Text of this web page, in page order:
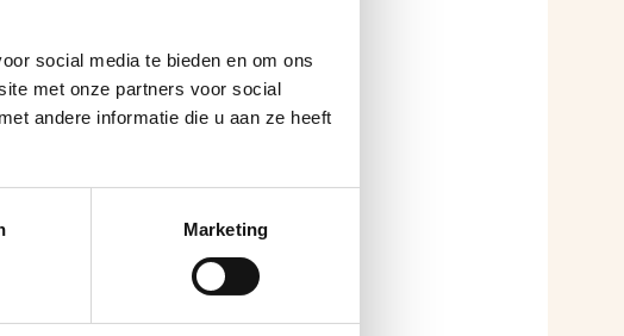
social media te bieden en om ons
met onze partners voor social
andere informatie die u aan ze heeft
Marketing